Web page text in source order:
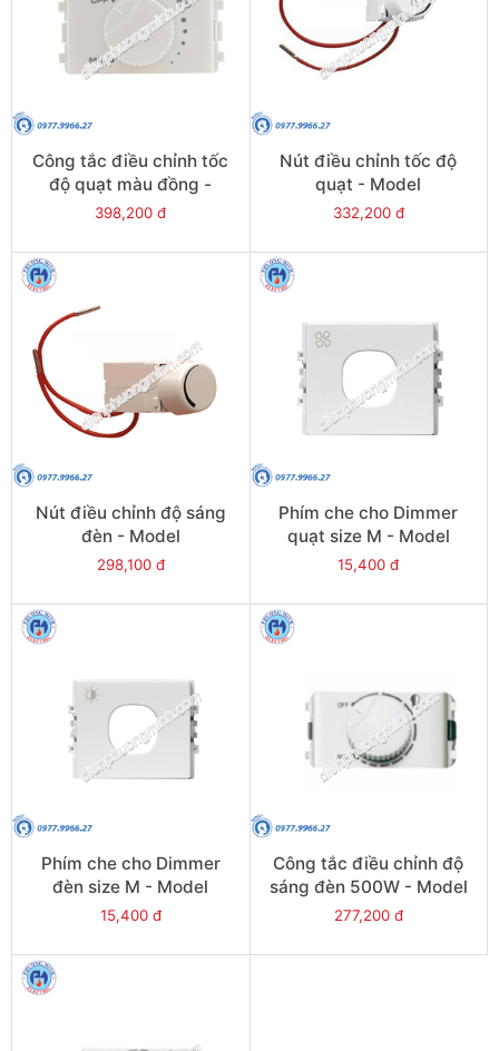
Công tắc điều chỉnh tốc
độ quạt màu đồng -
Model
398,200 đ
Nút điều chỉnh tốc độ
quạt - Model
32V400FM_G15
332,200 đ
Nút điều chỉnh độ sáng
đèn - Model
32V500M_G15
298,100 đ
Phím che cho Dimmer
quạt size M - Model
8430MFRP_WE
15,400 đ
Phím che cho Dimmer
đèn size M - Model
8430MDRP_WE
15,400 đ
Công tắc điều chỉnh độ
sáng đèn 500W - Model
3031V500M_K_WE
277,200 đ